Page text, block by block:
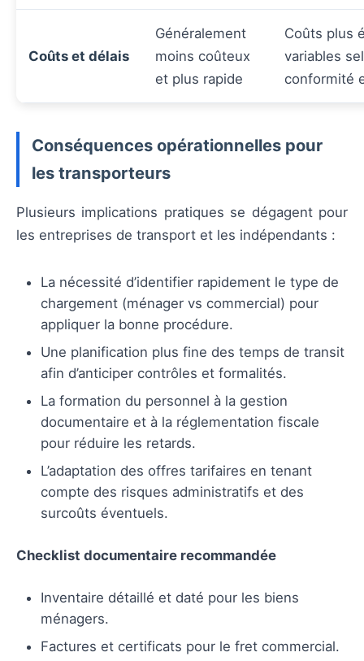
Coûts et délais
Généralement
moins coûteux
et plus rapide
Coûts plus
variables
conformité
Conséquences opérationnelles pour
les transporteurs
Plusieurs implications pratiques se dégagent pour
les entreprises de transport et les indépendants :
La nécessité d’identifier rapidement le type de
chargement (ménager vs commercial) pour
appliquer la bonne procédure.
Une planification plus fine des temps de transit
afin d’anticiper contrôles et formalités.
La formation du personnel à la gestion
documentaire et à la réglementation fiscale
pour réduire les retards.
L’adaptation des offres tarifaires en tenant
compte des risques administratifs et des
surcoûts éventuels.
Checklist documentaire recommandée
Inventaire détaillé et daté pour les biens
ménagers.
Factures et certificats pour le fret commercial.